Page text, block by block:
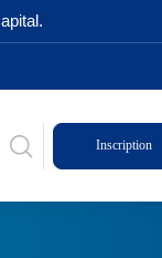
Inscription